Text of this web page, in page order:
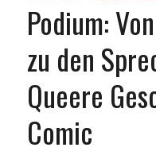
Podium:
zu den
Queere
Comic